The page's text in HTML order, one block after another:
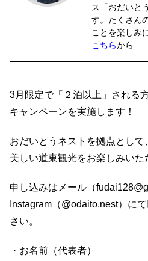
ス「おだいと
す。たくさん
ことを楽しみ
こちらから
3月限定で「２泊以上」される
キャンペーンを実施します！
おだいとうネストを拠点とし
美しい道東観光をお楽しみいた
申し込みはメール（
Instagram（@odaito.nest）に
さい。
・お名前（代表者）